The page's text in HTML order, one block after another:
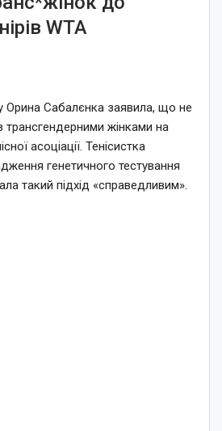
WTA
Орина Сабалєнка заявила, що не
трансгендерними жінками на
асоціації. Тенісистка
генетичного тестування
такий підхід «справедливим».